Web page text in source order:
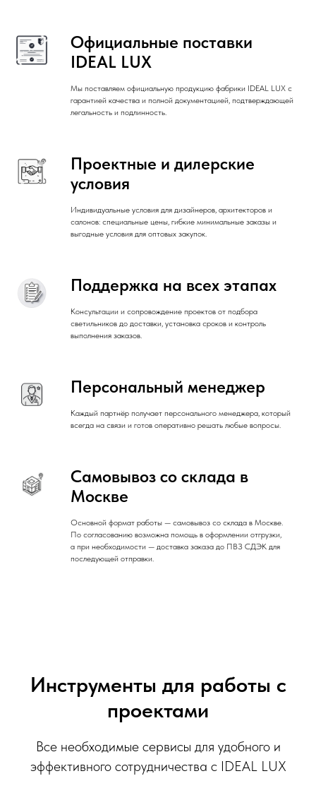
Официальные поставки
IDEAL LUX
Мы поставляем официальную продукцию фабрики IDEAL LUX с
гарантией качества и полной документацией, подтверждающей
легальность и подлинность.
Проектные и дилерские
условия
Индивидуальные условия для дизайнеров, архитекторов и
салонов: специальные цены, гибкие минимальные заказы и
выгодные условия для оптовых закупок.
Поддержка на всех этапах
Консультации и сопровождение проектов от подбора
светильников до доставки, установка сроков и контроль
выполнения заказов.
Персональный менеджер
Каждый партнёр получает персонального менеджера, который
всегда на связи и готов оперативно решать любые вопросы.
Самовывоз со склада в
Москве
Основной формат работы — самовывоз со склада в Москве.
По согласованию возможна помощь в оформлении отгрузки,
а при необходимости — доставка заказа до ПВЗ СДЭК для
последующей отправки.
Инструменты для работы с
проектами
Все необходимые сервисы для удобного и
эффективного сотрудничества с IDEAL LUX